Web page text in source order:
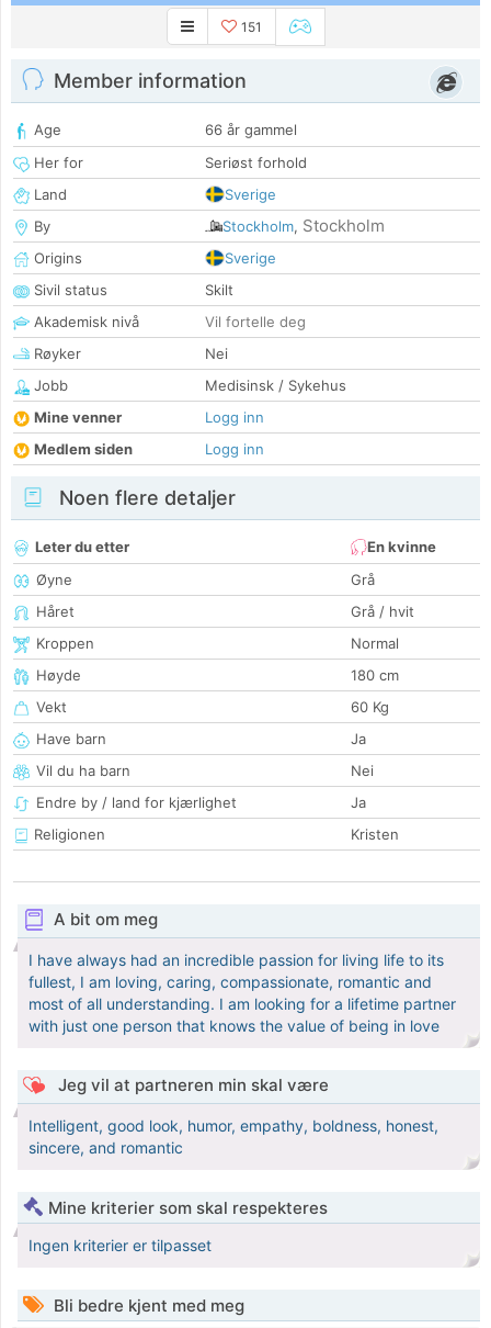
151
Member information
Age
66 år gammel
Her for
Seriøst forhold
Land
Sverige
By
Stockholm, Stockholm
Origins
Sverige
Sivil status
Skilt
Akademisk nivå
Vil fortelle deg
Røyker
Nei
Jobb
Medisinsk / Sykehus
Mine venner
Logg inn
Medlem siden
Logg inn
Noen flere detaljer
Leter du etter
En kvinne
Øyne
Grå
Håret
Grå / hvit
Kroppen
Normal
Høyde
180 cm
Vekt
60 Kg
Have barn
Ja
Vil du ha barn
Nei
Endre by / land for kjærlighet
Ja
Religionen
Kristen
A bit om meg
I have always had an incredible passion for living life to its
fullest, I am loving, caring, compassionate, romantic and
most of all understanding. I am looking for a lifetime partner
with just one person that knows the value of being in love
Jeg vil at partneren min skal være
Intelligent, good look, humor, empathy, boldness, honest,
sincere, and romantic
Mine kriterier som skal respekteres
Ingen kriterier er tilpasset
Bli bedre kjent med meg